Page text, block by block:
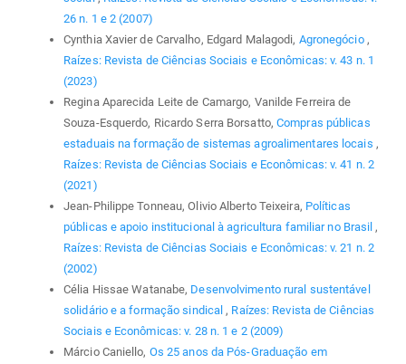
26 n. 1 e 2 (2007)
Cynthia Xavier de Carvalho, Edgard Malagodi, Agronegócio ,
Raízes: Revista de Ciências Sociais e Econômicas: v. 43 n. 1
(2023)
Regina Aparecida Leite de Camargo, Vanilde Ferreira de
Souza-Esquerdo, Ricardo Serra Borsatto,Compras públicas
estaduais na formação de sistemas agroalimentares locais ,
Raízes: Revista de Ciências Sociais e Econômicas: v. 41 n. 2
(2021)
Jean-Philippe Tonneau, Olivio Alberto Teixeira, Políticas
públicas e apoio institucional à agricultura familiar no Brasil ,
Raízes: Revista de Ciências Sociais e Econômicas: v. 21 n. 2
(2002)
Célia Hissae Watanabe, Desenvolvimento rural sustentável
solidário e a formação sindical , Raízes: Revista de Ciências
Sociais e Econômicas: v. 28 n. 1 e 2 (2009)
Márcio Caniello, Os 25 anos da Pós-Graduação em